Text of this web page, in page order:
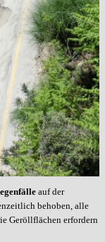
auf der
behoben, alle
Geröllflächen erfordern